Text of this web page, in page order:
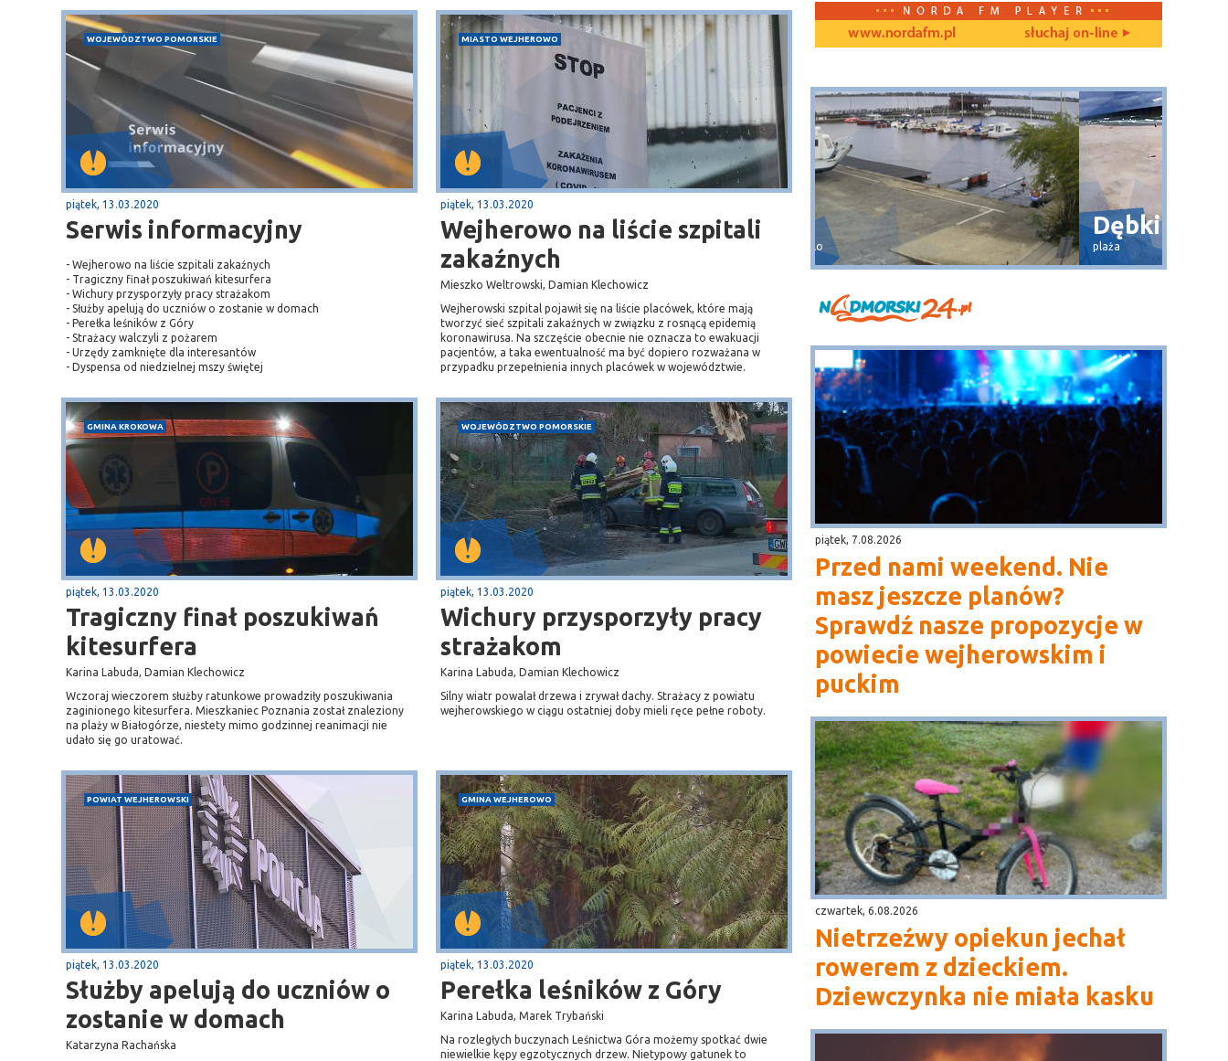
WOJEWÓDZTWO POMORSKIE
piątek, 13.03.2020
Serwis informacyjny
- Wejherowo na liście szpitali zakaźnych
- Tragiczny finał poszukiwań kitesurfera
- Wichury przysporzyły pracy strażakom
- Służby apelują do uczniów o zostanie w domach
- Perełka leśników z Góry
- Strażacy walczyli z pożarem
- Urzędy zamknięte dla interesantów
- Dyspensa od niedzielnej mszy świętej
MIASTO WEJHEROWO
piątek, 13.03.2020
Wejherowo na liście szpitali
zakaźnych
Mieszko Weltrowski, Damian Klechowicz
Wejherowski szpital pojawił się na liście placówek, które mają
tworzyć sieć szpitali zakaźnych w związku z rosnącą epidemią
koronawirusa. Na szczęście obecnie nie oznacza to ewakuacji
pacjentów, a taka ewentualność ma być dopiero rozważana w
przypadku przepełnienia innych placówek w województwie.
GMINA KROKOWA
piątek, 13.03.2020
Tragiczny finał poszukiwań
kitesurfera
Karina Labuda, Damian Klechowicz
Wczoraj wieczorem służby ratunkowe prowadziły poszukiwania
zaginionego kitesurfera. Mieszkaniec Poznania został znaleziony
na plaży w Białogórze, niestety mimo godzinnej reanimacji nie
udało się go uratować.
WOJEWÓDZTWO POMORSKIE
piątek, 13.03.2020
Wichury przysporzyły pracy
strażakom
Karina Labuda, Damian Klechowicz
Silny wiatr powalał drzewa i zrywał dachy. Strażacy z powiatu
wejherowskiego w ciągu ostatniej doby mieli ręce pełne roboty.
POWIAT WEJHEROWSKI
piątek, 13.03.2020
Służby apelują do uczniów o
zostanie w domach
Katarzyna Rachańska
GMINA WEJHEROWO
piątek, 13.03.2020
Perełka leśników z Góry
Karina Labuda, Marek Trybański
Na rozległych buczynach Leśnictwa Góra możemy spotkać dwie
niewielkie kępy egzotycznych drzew. Nietypowy gatunek to
Sopot Puck
Przystań, molo
Dębki
plaża
piątek, 7.08.2026
Przed nami weekend. Nie
masz jeszcze planów?
Sprawdź nasze propozycje w
powiecie wejherowskim i
puckim
czwartek, 6.08.2026
Nietrzeźwy opiekun jechał
rowerem z dzieckiem.
Dziewczynka nie miała kasku